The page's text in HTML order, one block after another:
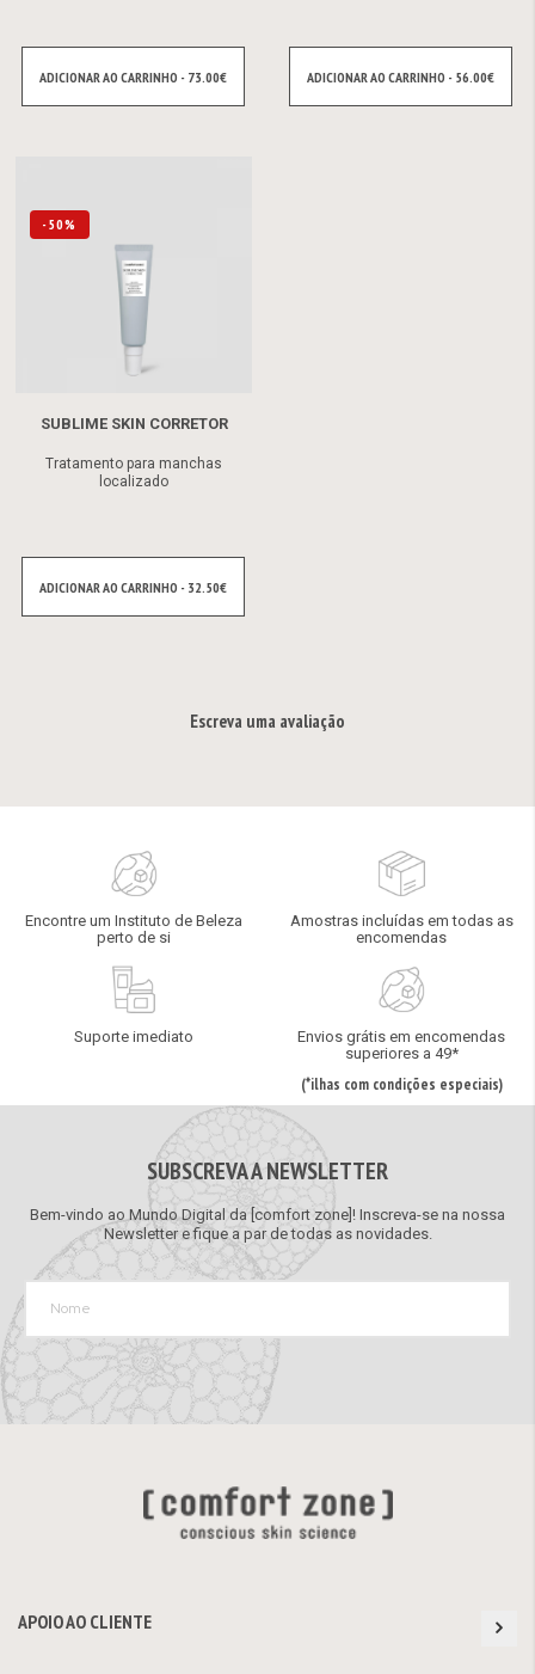
ADICIONAR AO CARRINHO - 73.00€ ADICIONAR AO CARRINHO - 56.00€
SUBLIME SKIN CORRETOR
Tratamento para manchas
localizado
ADICIONAR AO CARRINHO - 32.50€
-50%
Escreva uma avaliação
Encontre um Instituto de Beleza
perto de si
Amostras incluídas em todas as
encomendas
Suporte imediato
Envios grátis em encomendas
superiores a 49*
(*ilhas com condições especiais)
SUBSCREVA A NEWSLETTER
Bem-vindo ao Mundo Digital da [comfort zone]! Inscreva-se na nossa
Newsletter e fique a par de todas as novidades.
APOIO AO CLIENTE